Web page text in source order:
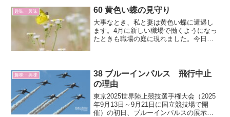
趣味・興味 60 黄色い蝶の見守り
大事なとき、私と妻は黄色い蝶に遭遇し
ます。4月に新しい職場で働くようになっ
たときも職場の庭に現れました。今日も
を撮りました。すぐ近くにいたのにさー
と遠くに飛んでいってしまったので、ボ
ケボケの写真です。私たちはこの黄色い
蝶は、亡くなった妻の母と妻の父の化身
であると思っています。
趣味・興味
38 ブルーインパルス 飛行中止
の理由
東京2025世界陸上競技選手権大会（2025
年9月13日～9月21日に国立競技場で開
催）の初日、ブルーインパルスの展示飛